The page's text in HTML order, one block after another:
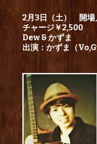
2月3日（土） 開
チャージ￥2,500
Dew & かずま
出演：かずま（